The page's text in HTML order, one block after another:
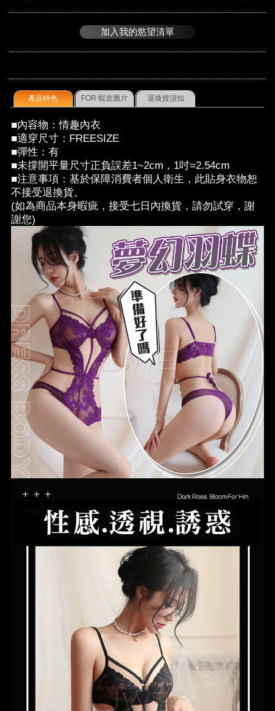
加入我的慾望清單
產品特色 FOR 蝦皮圖片 退換貨須知
■內容物：情趣內衣
■適穿尺寸：FREESIZE
■彈性：有
■未撐開平量尺寸正負誤差1~2cm，1吋=2.54cm
■注意事項：基於保障消費者個人衛生，此貼身衣物恕
不接受退換貨。
(如為商品本身暇疵，接受七日內換貨，請勿試穿，謝
謝您)